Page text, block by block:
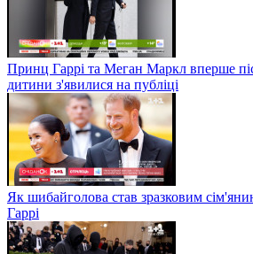
Принц Гаррі та Меган Маркл вперше
дитини з'явилися на публіці
Як шибайголова став зразковим
Гаррі